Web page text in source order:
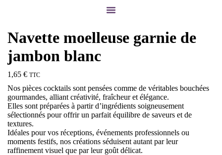
Navette moelleuse garnie de
jambon blanc
1,65 € TTC
Nos pièces cocktails sont pensées comme de véritables bouchées
gourmandes, alliant créativité, fraîcheur et élégance.
Elles sont préparées à partir d’ingrédients soigneusement
sélectionnés pour offrir un parfait équilibre de saveurs et de
textures.
Idéales pour vos réceptions, événements professionnels ou
moments festifs, nos créations séduisent autant par leur
raffinement visuel que par leur goût délicat.